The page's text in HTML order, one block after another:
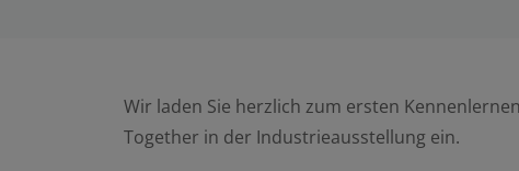
Wir laden Sie herzlich zum ersten
Together in der Industrieausstellung ein.